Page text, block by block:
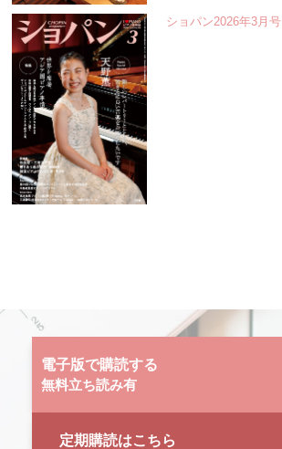
ショパン2026年3月号
電子版で購読する
無料立ち読み有
定期購読はこちら